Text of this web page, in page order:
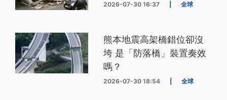
2026-07-30 16:37 全球
熊本地震高架橋錯位卻沒
垮 是「防落橋」裝置奏效
嗎？
2026-07-30 18:54 全球